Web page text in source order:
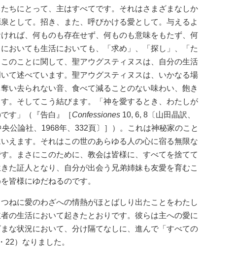
ちにとって、主はすべてです。それはさまざまなしか
として。招き、また、呼びかける愛として。与えるよ
れば、何ものも存在せず、何ものも意味をもたず、何
おいても生活においても、「求め」、「探し」、「た
のことに関して、聖アウグスティヌスは、自分の生活
て述べています。聖アウグスティヌスは、いかなる場
い去られない音、食べて減ることのない味わい、飽き
。そしてこう結びます。「神を愛するとき、わたしが
す」（『告白』［Confessiones 10, 6, 8〔山田晶訳、
公論社、1968年、332頁〕］）。これは神秘家のこと
えます。それはこの世のあらゆる人の心に宿る無限な
。まさにこのために、教会は皆様に、すべてを捨てて
た証人となり、自分が出会う兄弟姉妹も友愛を育むこ
皆様にゆだねるのです。
ねに愛のわざへの情熱がほとばしり出たことをわたし
の生活において起きたとおりです。彼らは主への愛に
な状況において、分け隔てなしに、進んで「すべての
22）なりました。